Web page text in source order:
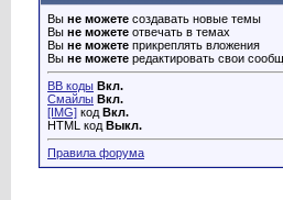
Вы не можете создавать новые темы
Вы не можете отвечать в темах
Вы не можете прикреплять вложения
Вы не можете редактировать свои
BB коды Вкл.
Смайлы Вкл.
[IMG] код Вкл.
HTML код Выкл.
Правила форума